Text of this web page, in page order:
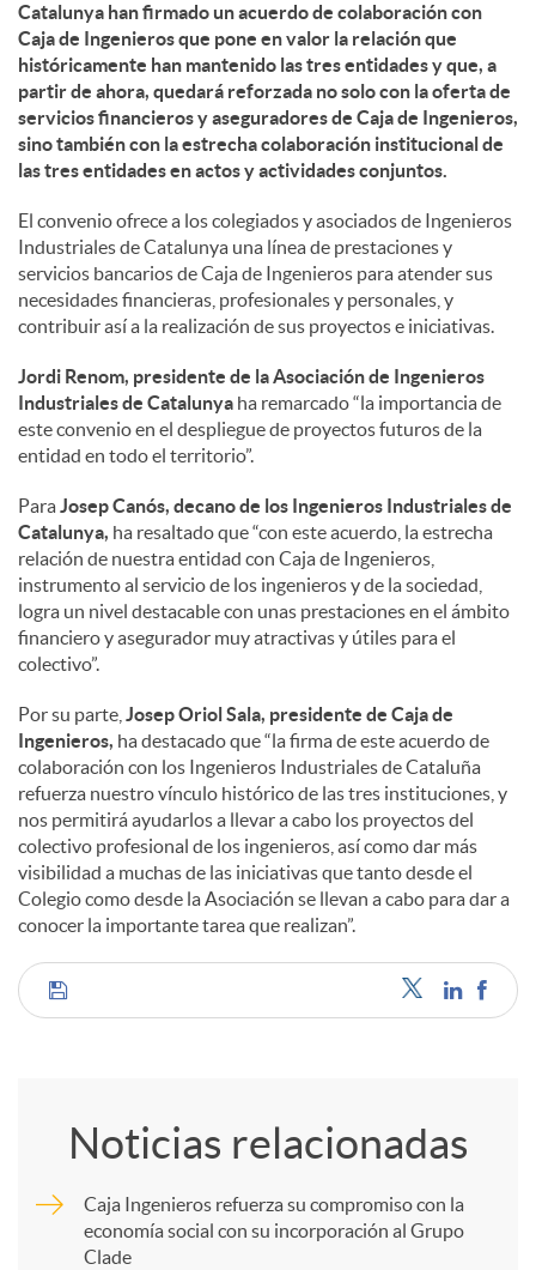
S
o
c
i
a
l
e
s
Catalunya han firmado un acuerdo de colaboración con
Caja de Ingenieros que pone en valor la relación que
históricamente han mantenido las tres entidades y que, a
partir de ahora, quedará reforzada no solo con la oferta de
servicios financieros y aseguradores de Caja de Ingenieros,
sino también con la estrecha colaboración institucional de
las tres entidades en actos y actividades conjuntos.
El convenio ofrece a los colegiados y asociados de Ingenieros
Industriales de Catalunya una línea de prestaciones y
servicios bancarios de Caja de Ingenieros para atender sus
necesidades financieras, profesionales y personales, y
contribuir así a la realización de sus proyectos e iniciativas.
Jordi Renom, presidente de la Asociación de Ingenieros
Industriales de Catalunya ha remarcado “la importancia de
este convenio en el despliegue de proyectos futuros de la
entidad en todo el territorio”.
ParaJosep Canós, decano de los Ingenieros Industriales de
Catalunya, ha resaltado que “con este acuerdo, la estrecha
relación de nuestra entidad con Caja de Ingenieros,
instrumento al servicio de los ingenieros y de la sociedad,
logra un nivel destacable con unas prestaciones en el ámbito
financiero y asegurador muy atractivas y útiles para el
colectivo”.
Por su parte, Josep Oriol Sala, presidente de Caja de
Ingenieros, ha destacado que “la firma de este acuerdo de
colaboración con los Ingenieros Industriales de Cataluña
refuerza nuestro vínculo histórico de las tres instituciones, y
nos permitirá ayudarlos a llevar a cabo los proyectos del
colectivo profesional de los ingenieros, así como dar más
visibilidad a muchas de las iniciativas que tanto desde el
Colegio como desde la Asociación se llevan a cabo para dar a
conocer la importante tarea que realizan”.
C
m
Noticias relacionadas
Caja Ingenieros refuerza su compromiso con la
economía social con su incorporación al Grupo
Clade